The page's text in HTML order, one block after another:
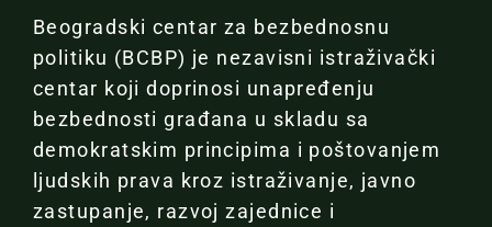
Beogradski centar za bezbednosnu
politiku (BCBP) je nezavisni istraživački
centar koji doprinosi unapređenju
bezbednosti građana u skladu sa
demokratskim principima i poštovanjem
ljudskih prava kroz istraživanje, javno
zastupanje, razvoj zajednice i